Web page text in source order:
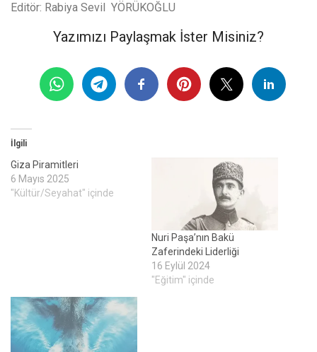
Editör: Rabiya Sevil YÖRÜKOĞLU
Yazımızı Paylaşmak İster Misiniz?
İlgili
Giza Piramitleri
6 Mayıs 2025
"Kültür/Seyahat" içinde
Nuri Paşa’nın Bakü
Zaferindeki Liderliği
16 Eylül 2024
"Eğitim" içinde